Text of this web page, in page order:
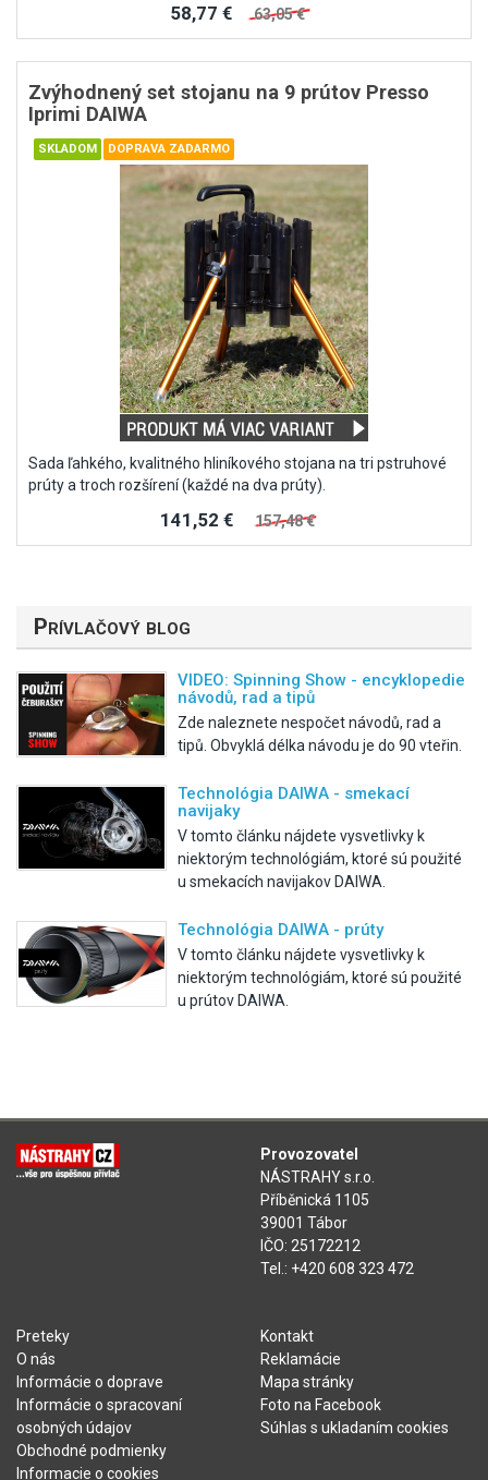
58,77 € 63,05 €
Zvýhodnený set stojanu na 9 prútov Presso
Iprimi DAIWA
Sada ľahkého, kvalitného hliníkového stojana na tri pstruhové
prúty a troch rozšírení (každé na dva prúty).
141,52 € 157,48 €
Prívlačový blog
VIDEO: Spinning Show - encyklopedie
návodů, rad a tipů
Zde naleznete nespočet návodů, rad a
tipů. Obvyklá délka návodu je do 90 vteřin.
Technológia DAIWA - smekací
navijaky
V tomto článku nájdete vysvetlivky k
niektorým technológiám, ktoré sú použité
u smekacích navijakov DAIWA.
Technológia DAIWA - prúty
V tomto článku nájdete vysvetlivky k
niektorým technológiám, ktoré sú použité
u prútov DAIWA.
Provozovatel
NÁSTRAHY s.r.o.
Příběnická 1105
39001 Tábor
IČO: 25172212
Tel.: +420 608 323 472
Preteky
O nás
Informácie o doprave
Informácie o spracovaní
osobných údajov
Obchodné podmienky
Informacie o cookies
Kontakt
Reklamácie
Mapa stránky
Foto na Facebook
Súhlas s ukladaním cookies